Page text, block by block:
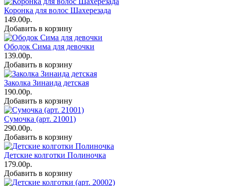
Коронка для волос Шахерезада
149.00р.
Добавить в корзину
Ободок Сима для девочки
139.00р.
Добавить в корзину
Заколка Зинаида детская
190.00р.
Добавить в корзину
Сумочка (арт. 21001)
290.00р.
Добавить в корзину
Детские колготки Полиночка
179.00р.
Добавить в корзину